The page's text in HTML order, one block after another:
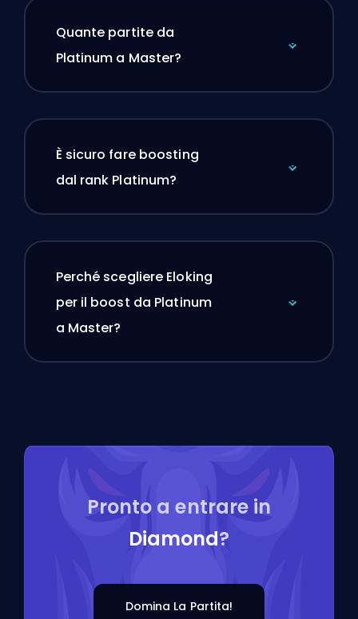
Quante partite da
Platinum a Master?
È sicuro fare boosting
dal rank Platinum?
Perché scegliere Eloking
per il boost da Platinum
a Master?
Pronto a entrare in
Diamond?
Domina La Partita!